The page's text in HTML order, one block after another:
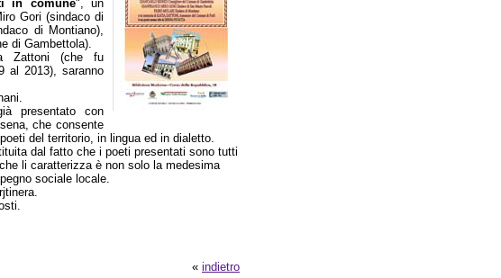
in comune", un
Gori (sindaco di
di Montiano),
di Gambettola).
Zattoni (che fu
al 2013), saranno
presentato con
che consente
del territorio, in lingua ed in dialetto.
dal fatto che i poeti presentati sono tutti
li caratterizza è non solo la medesima
sociale locale.
« indietro